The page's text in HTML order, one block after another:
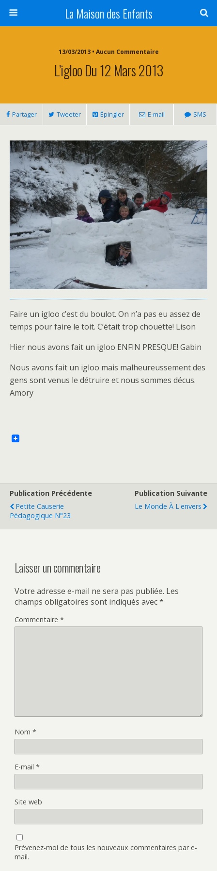
La Maison des Enfants
13/03/2013 • Aucun Commentaire
L’igloo Du 12 Mars 2013
Partager Tweeter Épingler E-mail SMS
Faire un igloo c’est du boulot. On n’a pas eu assez de
temps pour faire le toit. C’était trop chouette! Lison
Hier nous avons fait un igloo ENFIN PRESQUE! Gabin
Nous avons fait un igloo mais malheureussement des
gens sont venus le détruire et nous sommes décus.
Amory
Publication Précédente
Petite Causerie
Pédagogique N°23
Publication Suivante
Le Monde À L'envers
Laisser un commentaire
Votre adresse e-mail ne sera pas publiée. Les
champs obligatoires sont indiqués avec*
Commentaire *
Nom *
E-mail *
Site web
Prévenez-moi de tous les nouveaux commentaires par e-
mail.